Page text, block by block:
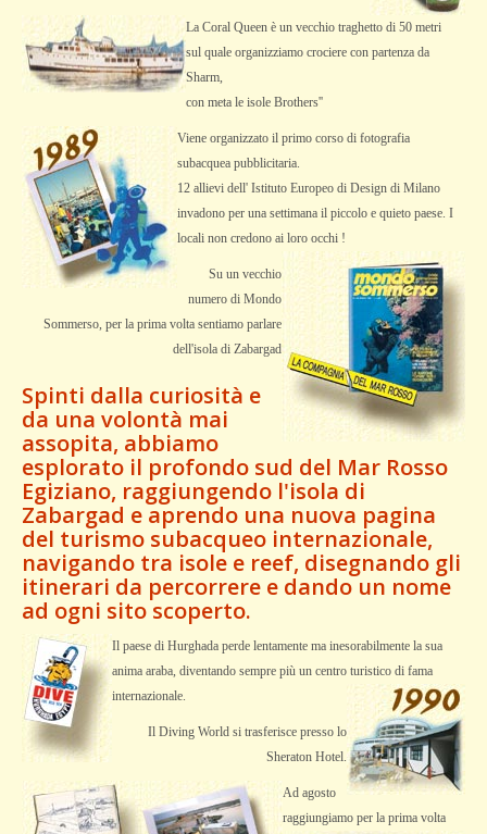
La Coral Queen è un vecchio traghetto di 50 metri
sul quale organizziamo crociere con partenza da
Sharm,
con meta le isole Brothers''
Viene organizzato il primo corso di fotografia
subacquea pubblicitaria.
12 allievi dell' Istituto Europeo di Design di Milano
invadono per una settimana il piccolo e quieto paese. I
locali non credono ai loro occhi !
Su un vecchio
numero di Mondo
Sommerso, per la prima volta sentiamo parlare
dell'isola di Zabargad
Spinti dalla curiosità e
da una volontà mai
assopita, abbiamo
esplorato il profondo sud del Mar Rosso
Egiziano, raggiungendo l'isola di
Zabargad e aprendo una nuova pagina
del turismo subacqueo internazionale,
navigando tra isole e reef, disegnando gli
itinerari da percorrere e dando un nome
ad ogni sito scoperto.
Il paese di Hurghada perde lentamente ma inesorabilmente la sua
anima araba, diventando sempre più un centro turistico di fama
internazionale.
Il Diving World si trasferisce presso lo
Sheraton Hotel.
Ad agosto
raggiungiamo per la prima volta